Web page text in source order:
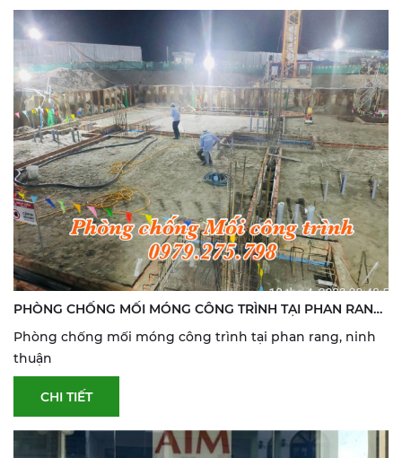
PHÒNG CHỐNG MỐI MÓNG CÔNG TRÌNH TẠI PHAN RANG,
NINH THUẬN
Phòng chống mối móng công trình tại phan rang, ninh
thuận
CHI TIẾT